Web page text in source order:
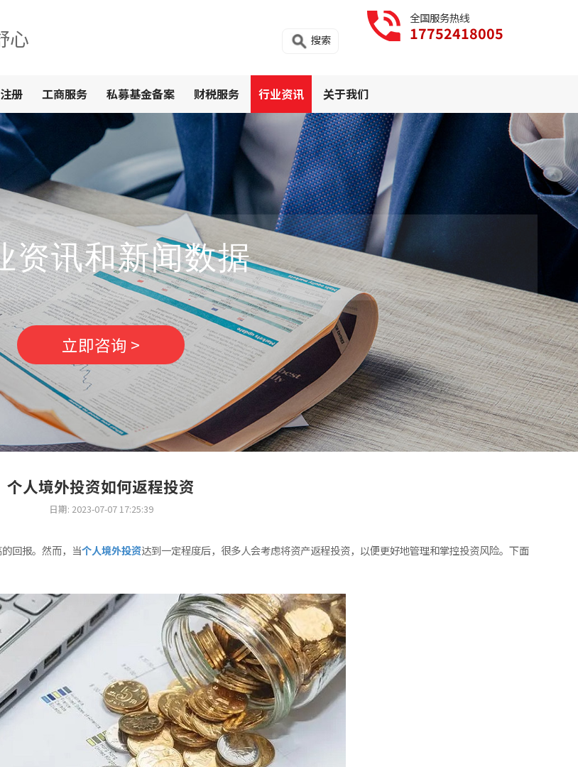
心
全国服务热线
17752418005
搜索
册 工商服务 私募基金备案 财税服务 行业资讯 关于我们
资讯和新闻数据
立即咨询 >
个人境外投资如何返程投资
日期: 2023-07-07 17:25:39
回报。然而，当个人境外投资达到一定程度后，很多人会考虑将资产返程投资，以便更好地管理和掌控投资风险。下面